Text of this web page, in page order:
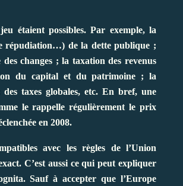
étaient possibles. Par exemple, la
répudiation…) de la dette publique ;
changes ; la taxation des revenus
du capital et du patrimoine ; la
taxes globales, etc. En bref, une
le rappelle régulièrement le prix
en 2008.
avec les règles de l’Union
C’est aussi ce qui peut expliquer
Sauf à accepter que l’Europe